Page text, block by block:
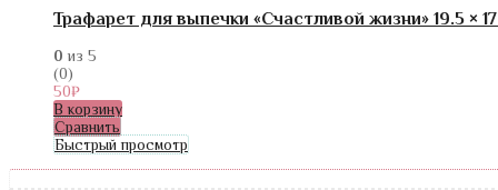
Трафарет для выпечки «Счастливой жизни» 19.5 ×
0 из 5
(0)
50₽
В корзину
Сравнить
Быстрый просмотр